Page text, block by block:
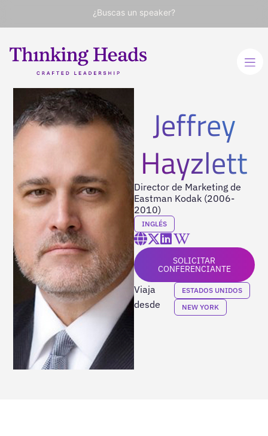
¿Buscas un speaker?
Jeffrey
Hayzlett
Director de Marketing de
Eastman Kodak (2006-
2010)
INGLÉS
SOLICITAR
CONFERENCIANTE
Viaja
desde
ESTADOS UNIDOS
NEW YORK